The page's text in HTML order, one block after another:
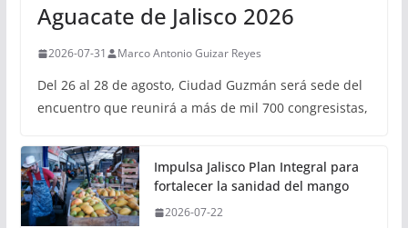
Aguacate de Jalisco 2026
2026-07-31 Marco Antonio Guizar Reyes
Del 26 al 28 de agosto, Ciudad Guzmán será sede del
encuentro que reunirá a más de mil 700 congresistas,
Impulsa Jalisco Plan Integral para
fortalecer la sanidad del mango
2026-07-22